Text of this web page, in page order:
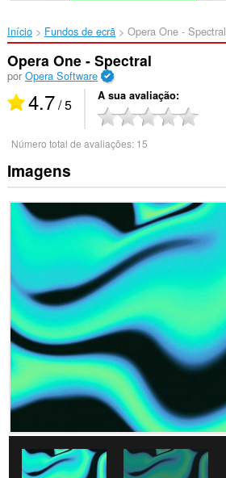
Início Fundos de ecrã Opera One - Spectral‎
Opera One - Spectral
por Opera Software
4.7/ 5 A sua avaliação
Número total de avaliações: 15
Imagens